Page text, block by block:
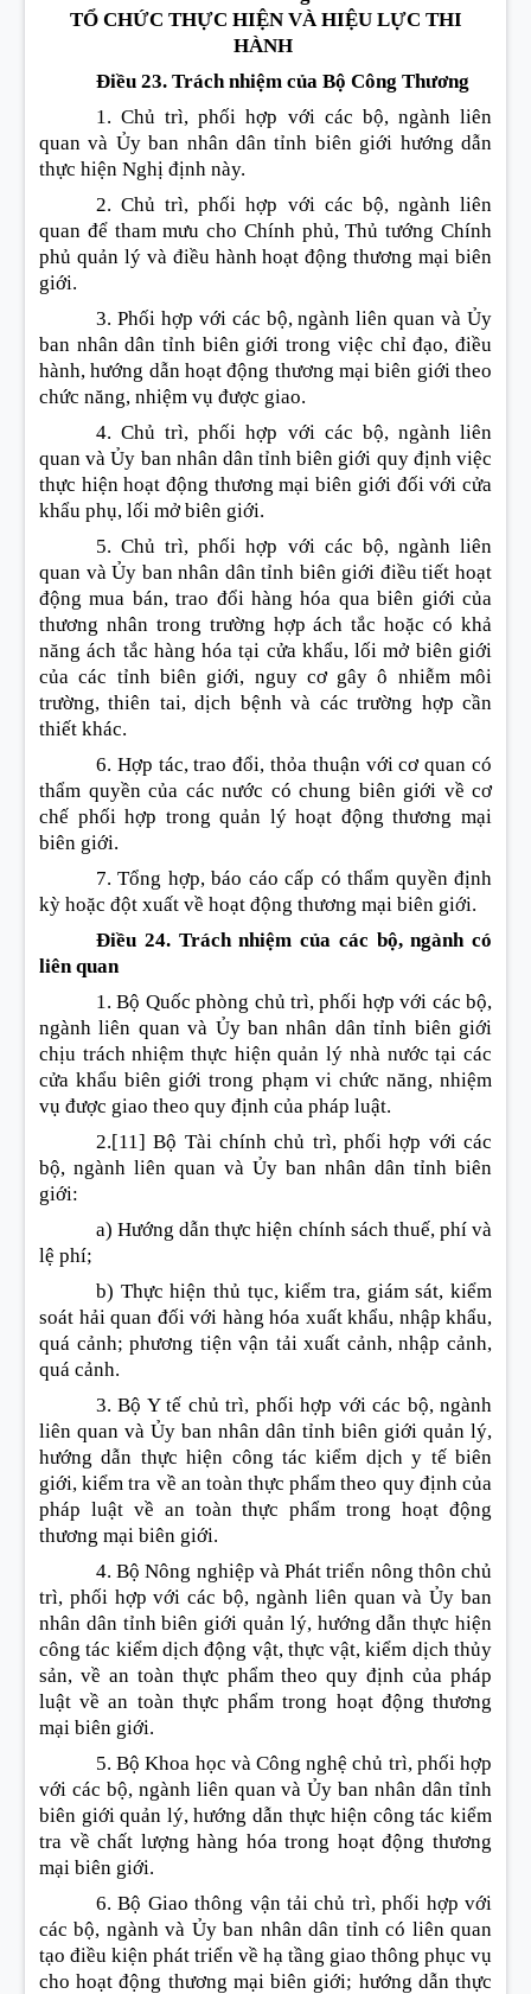
TỔ CHỨC THỰC HIỆN VÀ HIỆU LỰC THI
HÀNH
Điều 23. Trách nhiệm của Bộ Công Thương
1. Chủ trì, phối hợp với các bộ, ngành liên
quan và Ủy ban nhân dân tỉnh biên giới hướng dẫn
thực hiện Nghị định này.
2. Chủ trì, phối hợp với các bộ, ngành liên
quan để tham mưu cho Chính phủ, Thủ tướng Chính
phủ quản lý và điều hành hoạt động thương mại biên
giới.
3. Phối hợp với các bộ, ngành liên quan và Ủy
ban nhân dân tỉnh biên giới trong việc chỉ đạo, điều
hành, hướng dẫn hoạt động thương mại biên giới theo
chức năng, nhiệm vụ được giao.
4. Chủ trì, phối hợp với các bộ, ngành liên
quan và Ủy ban nhân dân tỉnh biên giới quy định việc
thực hiện hoạt động thương mại biên giới đối với cửa
khẩu phụ, lối mở biên giới.
5. Chủ trì, phối hợp với các bộ, ngành liên
quan và Ủy ban nhân dân tỉnh biên giới điều tiết hoạt
động mua bán, trao đổi hàng hóa qua biên giới của
thương nhân trong trường hợp ách tắc hoặc có khả
năng ách tắc hàng hóa tại cửa khẩu, lối mở biên giới
của các tỉnh biên giới, nguy cơ gây ô nhiễm môi
trường, thiên tai, dịch bệnh và các trường hợp cần
thiết khác.
6. Hợp tác, trao đổi, thỏa thuận với cơ quan có
thẩm quyền của các nước có chung biên giới về cơ
chế phối hợp trong quản lý hoạt động thương mại
biên giới.
7. Tổng hợp, báo cáo cấp có thẩm quyền định
kỳ hoặc đột xuất về hoạt động thương mại biên giới.
Điều 24. Trách nhiệm của các bộ, ngành có
liên quan
1. Bộ Quốc phòng chủ trì, phối hợp với các bộ,
ngành liên quan và Ủy ban nhân dân tỉnh biên giới
chịu trách nhiệm thực hiện quản lý nhà nước tại các
cửa khẩu biên giới trong phạm vi chức năng, nhiệm
vụ được giao theo quy định của pháp luật.
2.[11] Bộ Tài chính chủ trì, phối hợp với các
bộ, ngành liên quan và Ủy ban nhân dân tỉnh biên
giới:
a) Hướng dẫn thực hiện chính sách thuế, phí và
lệ phí;
b) Thực hiện thủ tục, kiểm tra, giám sát, kiểm
soát hải quan đối với hàng hóa xuất khẩu, nhập khẩu,
quá cảnh; phương tiện vận tải xuất cảnh, nhập cảnh,
quá cảnh.
3. Bộ Y tế chủ trì, phối hợp với các bộ, ngành
liên quan và Ủy ban nhân dân tỉnh biên giới quản lý,
hướng dẫn thực hiện công tác kiểm dịch y tế biên
giới, kiểm tra về an toàn thực phẩm theo quy định của
pháp luật về an toàn thực phẩm trong hoạt động
thương mại biên giới.
4. Bộ Nông nghiệp và Phát triển nông thôn chủ
trì, phối hợp với các bộ, ngành liên quan và Ủy ban
nhân dân tỉnh biên giới quản lý, hướng dẫn thực hiện
công tác kiểm dịch động vật, thực vật, kiểm dịch thủy
sản, về an toàn thực phẩm theo quy định của pháp
luật về an toàn thực phẩm trong hoạt động thương
mại biên giới.
5. Bộ Khoa học và Công nghệ chủ trì, phối hợp
với các bộ, ngành liên quan và Ủy ban nhân dân tỉnh
biên giới quản lý, hướng dẫn thực hiện công tác kiểm
tra về chất lượng hàng hóa trong hoạt động thương
mại biên giới.
6. Bộ Giao thông vận tải chủ trì, phối hợp với
các bộ, ngành và Ủy ban nhân dân tỉnh có liên quan
tạo điều kiện phát triển về hạ tầng giao thông phục vụ
cho hoạt động thương mại biên giới; hướng dẫn thực